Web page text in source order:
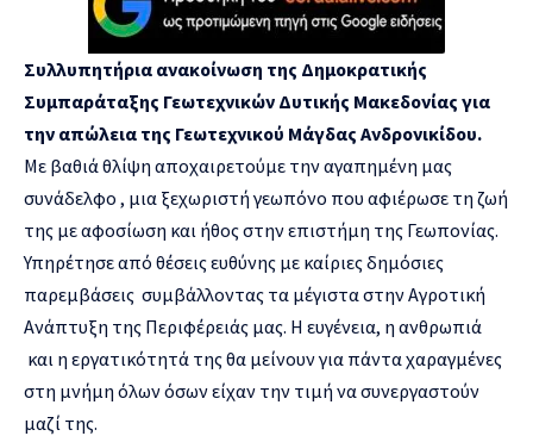
Συλλυπητήρια ανακοίνωση της Δημοκρατικής
Συμπαράταξης Γεωτεχνικών Δυτικής Μακεδονίας για
την απώλεια της Γεωτεχνικού Μάγδας Ανδρονικίδου.
Με βαθιά θλίψη αποχαιρετούμε την αγαπημένη μας
συνάδελφο , μια ξεχωριστή γεωπόνο που αφιέρωσε τη ζωή
της με αφοσίωση και ήθος στην επιστήμη της Γεωπονίας.
Υπηρέτησε από θέσεις ευθύνης με καίριες δημόσιες
παρεμβάσεις συμβάλλοντας τα μέγιστα στην Αγροτική
Ανάπτυξη της Περιφέρειάς μας. Η ευγένεια, η ανθρωπιά
και η εργατικότητά της θα μείνουν για πάντα χαραγμένες
στη μνήμη όλων όσων είχαν την τιμή να συνεργαστούν
μαζί της.